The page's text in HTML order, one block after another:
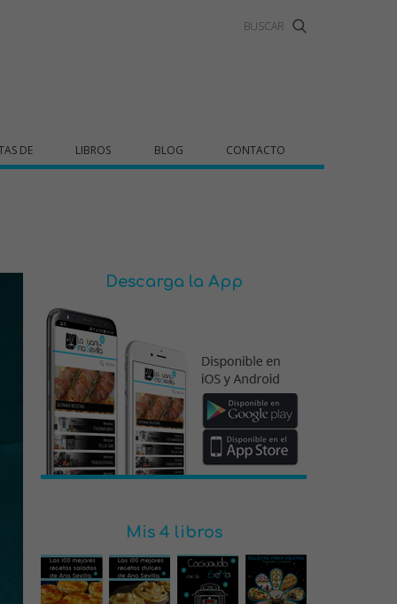
DE LIBROS BLOG CONTACTO
Descarga la App
Mis 4 libros